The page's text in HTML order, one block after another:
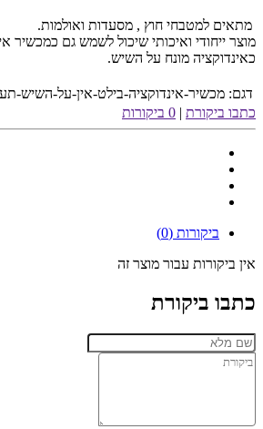
מתאים למטבחי חוץ , מסעדות ואולמות.
מוצר ייחודי ואיכותי שיכול לשמש גם כמכשיר
כאינדוקציה מונח על השיש.
דגם: מכשיר-אינדוקציה-בילט-אין-על-השיש-
כתבו ביקורת | 0 ביקורות
ביקורות (0)
אין ביקורות עבור מוצר זה
כתבו ביקורת